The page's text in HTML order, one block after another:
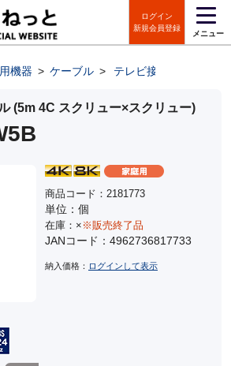
ログイン
新規会員登録
メニュー
機器 > ケーブル > テレビ接続ケーブル
(5m 4C スクリュー×スクリュー)
商品コード：2181773
単位：個
在庫：× ※販売終了品
JANコード：4962736817733
納入価格： ログインして表示